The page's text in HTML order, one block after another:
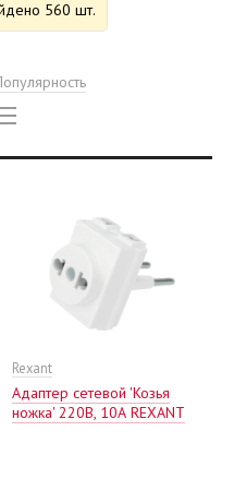
560 шт.
Rexant
Адаптер сетевой 'Козья
ножка' 220В, 10А REXANT